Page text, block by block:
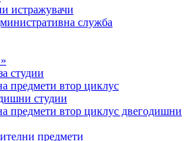
истражувачи
служба
студии
предмети втор циклус
студии
предмети втор циклус двегодишни
предмети